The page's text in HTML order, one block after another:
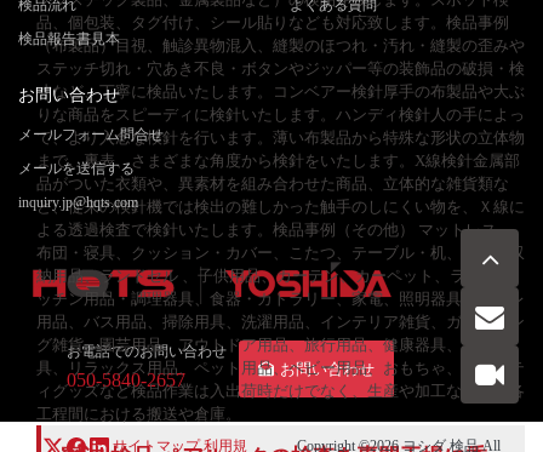
品、個包装、タグ付け、シール貼りなども対応致します。検品事例
（布製品）目視、触診異物混入、縫製のほつれ・汚れ・縫製の歪みや
ステッチ切れ・穴あき不良・ボタンやジッパー等の装飾品の破損・検
寸など、丁寧に検品いたします。コンベアー検針厚手の布製品や大ぶ
りな商品をスピーディに検針いたします。ハンディ検針人の手によっ
て、より入念な検針を行います。薄い布製品から特殊な形状の立体物
まで、裏表、さまざまな角度から検針をいたします。X線検針金属部
品がついた衣類や、異素材を組み合わせた商品、立体的な雑貨類な
ど、従来の検針機では検出の難しかった触手のしにくい物を、Ｘ線に
よる透過検査で検針いたします。検品事例（その他） マットレス、
布団・寝具、クッション・カバー、こたつ、テーブル・机、椅子、収
納用品、ランドセル 、子供用品、カーテン、カーペット、ラグ、キ
ッチン用品・調理器具、食器・カトラリー、家電、照明器具、トイレ
用品、バス用品、掃除用具、洗濯用品、インテリア雑貨、ガーデニン
グ雑貨、園芸用品、アウトドア用品、旅行用品、健康器具、美容器
具、リラックス用品、ペット用品、ベビー用品、おもちゃ、ノベルテ
ィグッズなど検品作業は入出荷時だけでなく、生産や加工などの、各
工程間における搬送や倉庫。
検品流れ
検品報告書見本
よくある質問
お問い合わせ
メールフォーム問合せ
メールを送信する
inquiry.jp@hqts.com
お電話でのお問い合わせ
050-5840-2657
お問い合わせ
サイトマップ 利用規 Copyright ©2026ヨシダ 検品All